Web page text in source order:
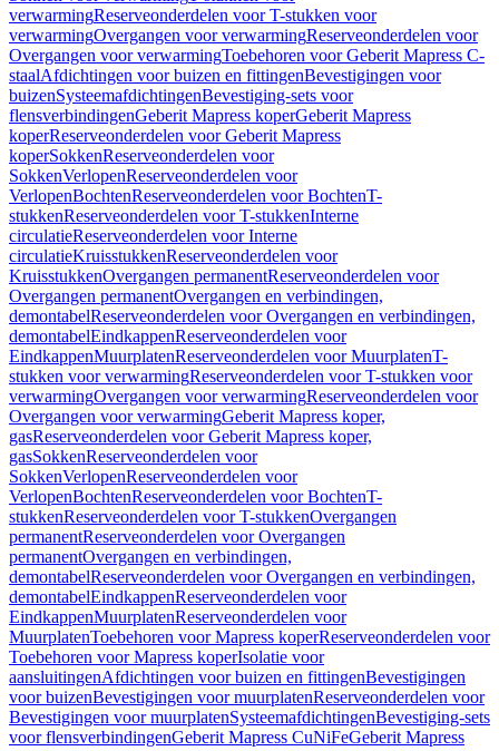
verwarmingReserveonderdelen voor T-stukken voor
verwarmingOvergangen voor verwarmingReserveonderdelen voor
Overgangen voor verwarmingToebehoren voor Geberit Mapress C-
staalAfdichtingen voor buizen en fittingenBevestigingen voor
buizenSysteemafdichtingenBevestiging-sets voor
flensverbindingenGeberit Mapress koperGeberit Mapress
koperReserveonderdelen voor Geberit Mapress
koperSokkenReserveonderdelen voor
SokkenVerlopenReserveonderdelen voor
VerlopenBochtenReserveonderdelen voor BochtenT-
stukkenReserveonderdelen voor T-stukkenInterne
circulatieReserveonderdelen voor Interne
circulatieKruisstukkenReserveonderdelen voor
KruisstukkenOvergangen permanentReserveonderdelen voor
Overgangen permanentOvergangen en verbindingen,
demontabelReserveonderdelen voor Overgangen en verbindingen,
demontabelEindkappenReserveonderdelen voor
EindkappenMuurplatenReserveonderdelen voor MuurplatenT-
stukken voor verwarmingReserveonderdelen voor T-stukken voor
verwarmingOvergangen voor verwarmingReserveonderdelen voor
Overgangen voor verwarmingGeberit Mapress koper,
gasReserveonderdelen voor Geberit Mapress koper,
gasSokkenReserveonderdelen voor
SokkenVerlopenReserveonderdelen voor
VerlopenBochtenReserveonderdelen voor BochtenT-
stukkenReserveonderdelen voor T-stukkenOvergangen
permanentReserveonderdelen voor Overgangen
permanentOvergangen en verbindingen,
demontabelReserveonderdelen voor Overgangen en verbindingen,
demontabelEindkappenReserveonderdelen voor
EindkappenMuurplatenReserveonderdelen voor
MuurplatenToebehoren voor Mapress koperReserveonderdelen voor
Toebehoren voor Mapress koperIsolatie voor
aansluitingenAfdichtingen voor buizen en fittingenBevestigingen
voor buizenBevestigingen voor muurplatenReserveonderdelen voor
Bevestigingen voor muurplatenSysteemafdichtingenBevestiging-sets
voor flensverbindingenGeberit Mapress CuNiFeGeberit Mapress